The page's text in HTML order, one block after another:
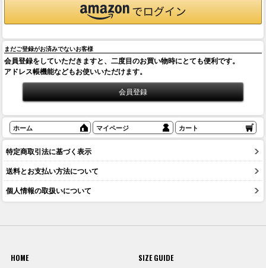
まだご登録がお済みでないお客様
会員登録をしていただきますと、二度目のお買い物時にとても便利です。
アドレス帳機能などもお使いいただけます。
ホーム マイページ カート
特定商取引法に基づく表示
送料とお支払い方法について
個人情報の取扱いについて
HOME SIZE GUIDE